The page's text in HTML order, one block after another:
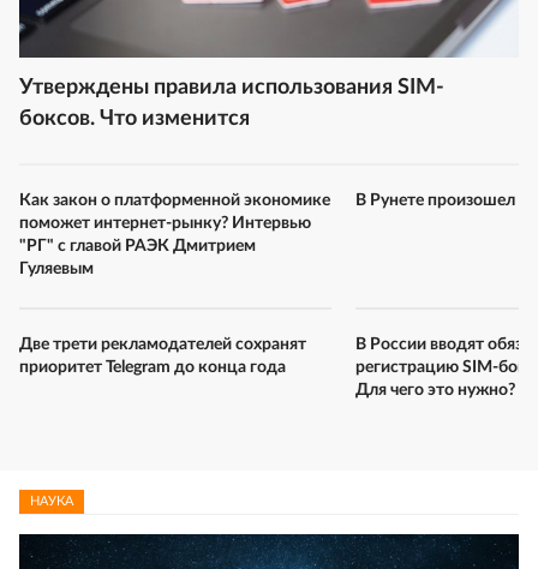
Утверждены правила использования SIM-
боксов. Что изменится
Как закон о платформенной экономике
поможет интернет-рынку? Интервью
"РГ" с главой РАЭК Дмитрием
Гуляевым
В Рунете произошел
Две трети рекламодателей сохранят
приоритет Telegram до конца года
В России вводят
регистрацию SIM-
Для чего это нужно?
НАУКА